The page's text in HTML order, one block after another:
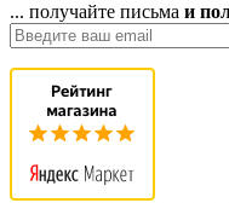
... получайте письма и